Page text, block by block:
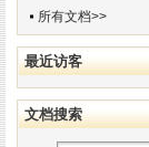
所有文档>>
最近访客
文档搜索